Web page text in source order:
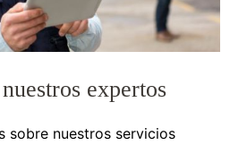
expertos
sobre nuestros servicios